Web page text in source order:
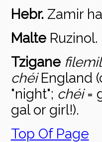
Hebr. Zamir
Malte Ruzinol.
Tzigane
chéiEngland
"night"; chéi=
gal or girl!).
Top Of Page